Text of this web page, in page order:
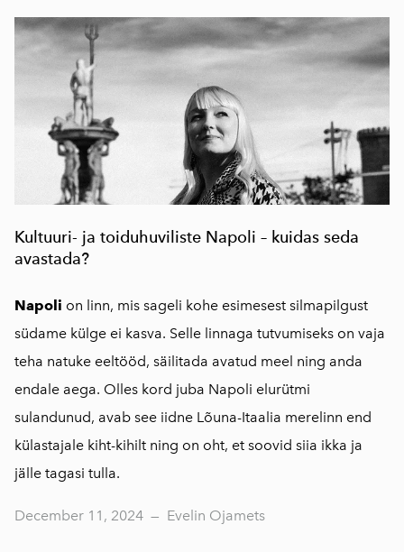
Kultuuri- ja toiduhuviliste Napoli – kuidas seda
avastada?
Napoli on linn, mis sageli kohe esimesest silmapilgust
südame külge ei kasva. Selle linnaga tutvumiseks on vaja
teha natuke eeltööd, säilitada avatud meel ning anda
endale aega. Olles kord juba Napoli elurütmi
sulandunud, avab see iidne Lõuna-Itaalia merelinn end
külastajale kiht-kihilt ning on oht, et soovid siia ikka ja
jälle tagasi tulla.
December 11, 2024 — Evelin Ojamets